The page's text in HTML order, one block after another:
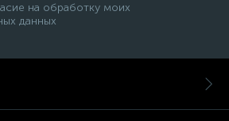
на обработку моих
данных